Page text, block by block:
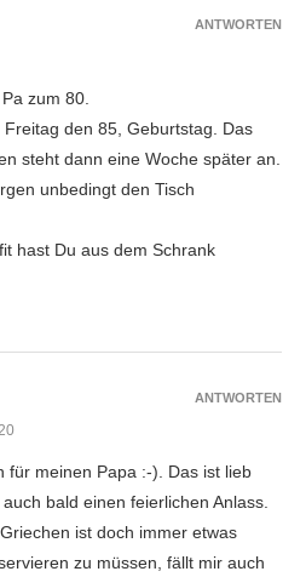
zum 80.
den 85, Geburtstag. Das
steht dann eine Woche später an.
unbedingt den Tisch
hast Du aus dem Schrank
ANTWORTEN
für meinen Papa :-). Das ist lieb
bald einen feierlichen Anlass.
ist doch immer etwas
zu müssen, fällt mir auch
ANTWORTEN